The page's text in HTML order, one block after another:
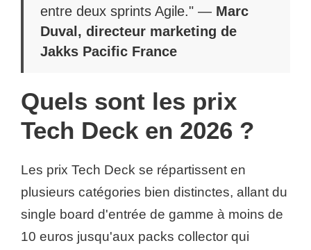
entre deux sprints Agile." — Marc
Duval, directeur marketing de
Jakks Pacific France
Quels sont les prix
Tech Deck en 2026 ?
Les prix Tech Deck se répartissent en
plusieurs catégories bien distinctes, allant du
single board d'entrée de gamme à moins de
10 euros jusqu'aux packs collector qui